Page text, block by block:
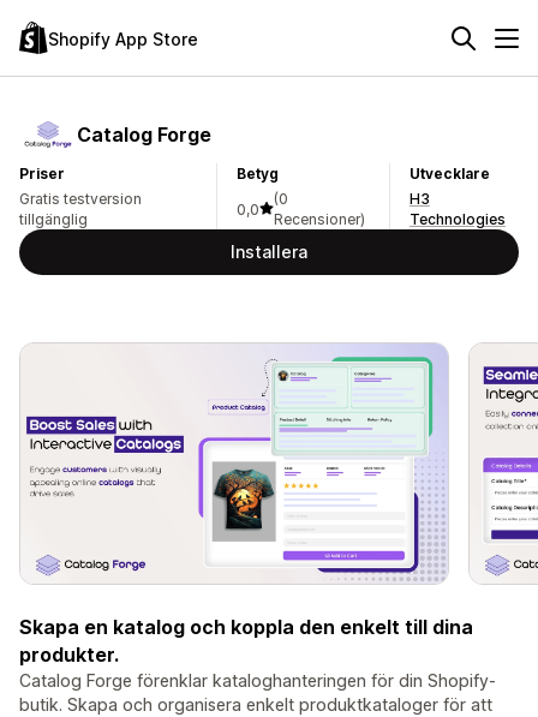
Shopify App Store
Catalog Forge
Priser
Gratis testversion
tillgänglig
Betyg
0,0
(0
Recensioner)
Utvecklare
H3
Technologies
Installera
Skapa en katalog och koppla den enkelt till dina
produkter.
Catalog Forge förenklar kataloghanteringen för din Shopify-
butik. Skapa och organisera enkelt produktkataloger för att